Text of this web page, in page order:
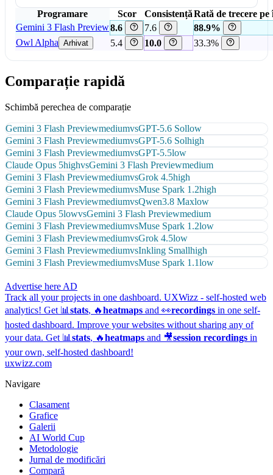
Programare Scor ConsistențăRată de trecere pe
Gemini 3 Flash Preview8.6 7.6
88.9%
Owl Alpha Arhivat 5.4 10.0 33.3%
Comparație rapidă
Schimbă perechea de comparație
Gemini 3 Flash PreviewmediumvsGPT-5.6 Sollow
Gemini 3 Flash PreviewmediumvsGPT-5.6 Solhigh
Gemini 3 Flash PreviewmediumvsGPT-5.5low
Claude Opus 5highvsGemini 3 Flash Previewmedium
Gemini 3 Flash PreviewmediumvsGrok 4.5high
Gemini 3 Flash PreviewmediumvsMuse Spark 1.2high
Gemini 3 Flash PreviewmediumvsQwen3.8 Maxlow
Claude Opus 5lowvsGemini 3 Flash Previewmedium
Gemini 3 Flash PreviewmediumvsMuse Spark 1.2low
Gemini 3 Flash PreviewmediumvsGrok 4.5low
Gemini 3 Flash PreviewmediumvsInkling Smallhigh
Gemini 3 Flash PreviewmediumvsMuse Spark 1.1low
Advertise here AD
Track all your projects in one dashboard. UXWizz - self-hosted web
analytics! Get 📊 stats, 🔥heatmaps and 👀recordings in one self-
hosted dashboard. Improve your websites without sharing any of
your data. Get 📊 stats, 🔥heatmaps and 🎥session recordings in
your own, self-hosted dashboard!
uxwizz.com
Navigare
Clasament
Grafice
Galerii
AI World Cup
Metodologie
Jurnal de modificări
Compară